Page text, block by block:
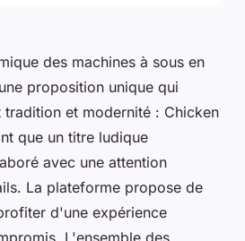
des machines à sous en
proposition unique qui
tradition et modernité : Chicken
que un titre ludique
avec une attention
La plateforme propose de
d'une expérience